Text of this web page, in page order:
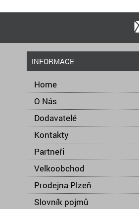
INFORMACE
Home
O Nás
Dodavatelé
Kontakty
Partneři
Velkoobchod
Prodejna Plzeň
Slovník pojmů